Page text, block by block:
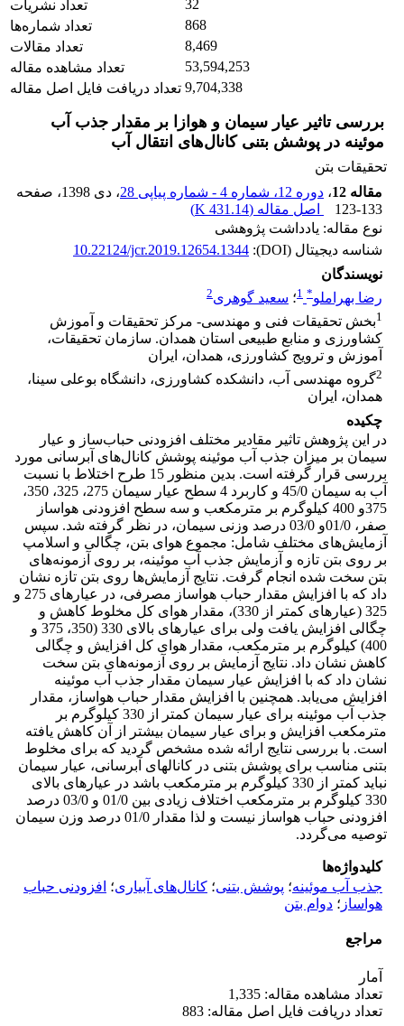
تعداد نشریات
32
تعداد شماره‌ها
868
تعداد مقالات
8,469
تعداد مشاهده مقاله
53,594,253
تعداد دریافت فایل اصل مقاله 9,704,338
بررسی تاثیر عیار سیمان و هوازا بر مقدار جذب آب
موئینه در پوشش بتنی کانال‌های انتقال آب
تحقیقات بتن
مقاله 12
، دوره 12، شماره 4 - شماره پیاپی 28 ، دی 1398
، صفحه
123-133
اصل مقاله (431.14 K
)
نوع مقاله: یادداشت پژوهشی
شناسه دیجیتال (DOI):
10.22124/jcr.2019.12654.1344
نویسندگان
رضا بهراملو*
1؛ سعید گوهری2
1بخش تحقیقات فنی و مهندسی- مرکز تحقیقات و آموزش
کشاورزی و منابع طبیعی استان همدان. سازمان تحقیقات،
آموزش و ترویج کشاورزی، همدان، ایران
2گروه مهندسی آب، دانشکده کشاورزی، دانشگاه بوعلی سینا،
همدان، ایران
چکیده
در این پژوهش تاثیر مقادیر مختلف افزودنی حباب‌ساز و عیار
سیمان بر میزان جذب آب موئینه پوشش کانال‌های آبرسانی مورد
بررسی قرار گرفته است. بدین منظور 15 طرح اختلاط با نسبت
آب به سیمان 45/0 و کاربرد 4 سطح عیار سیمان 275، 325، 350،
375و 400 کیلوگرم بر مترمکعب و سه سطح افزودنی هوا‌ساز
صفر، 01/0و 03/0 درصد وزنی سیمان، در نظر گرفته شد. سپس
آزمایش‌های مختلف شامل: مجموع هوای بتن، چگالی و اسلامپ
بر روی بتن تازه و آزمایش‌ جذب آب موئینه، بر روی آزمونه‌های
بتن سخت شده انجام گرفت. نتایج آزمایش‌ها روی بتن تازه نشان
داد که با افزایش مقدار حباب هواساز مصرفی، در عیارهای 275 و
325 (عیارهای کمتر از 330)، مقدار هوای کل مخلوط کاهش و
چگالی افزایش یافت ولی برای عیارهای بالای 330 (350، 375 و
400) کیلوگرم بر مترمکعب، مقدار هوای کل افزایش و چگالی
کاهش نشان داد. نتایج آزمایش بر روی آزمونه‌های بتن سخت
نشان داد که با افزایش عیار سیمان مقدار جذب آب موئینه
افزایش می‌یابد. همچنین با افزایش مقدار حباب هواساز، مقدار
جذب آب موئینه برای عیار سیمان کمتر از 330 کیلوگرم بر
مترمکعب افزایش و برای عیار سیمان بیشتر از آن کاهش یافته
است. با بررسی نتایج ارائه شده مشخص گردید که برای مخلوط
بتنی مناسب برای پوشش بتنی در کانالهای آبرسانی، عیار سیمان
نباید کمتر از 330 کیلوگرم بر مترمکعب باشد در عیارهای بالای
330 کیلوگرم بر مترمکعب اختلاف زیادی بین 01/0 و 03/0 درصد
افزودنی حباب هواساز نیست و لذا مقدار 01/0 درصد وزن سیمان
توصیه می‌گردد.
کلیدواژه‌ها
جذب آب موئینه؛ پوشش بتنی؛ کانال‌های آبیاری؛ افزودنی حباب
هواساز ؛ دوام بتن
مراجع
آمار
تعداد مشاهده مقاله: 1,335
تعداد دریافت فایل اصل مقاله: 883